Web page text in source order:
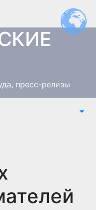
пресс-релизы